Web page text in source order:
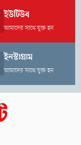
ইউটিউব
আমাদের সাথে যুক্ত হন
ইনস্টাগ্রাম
আমাদের সাথে যুক্ত হন